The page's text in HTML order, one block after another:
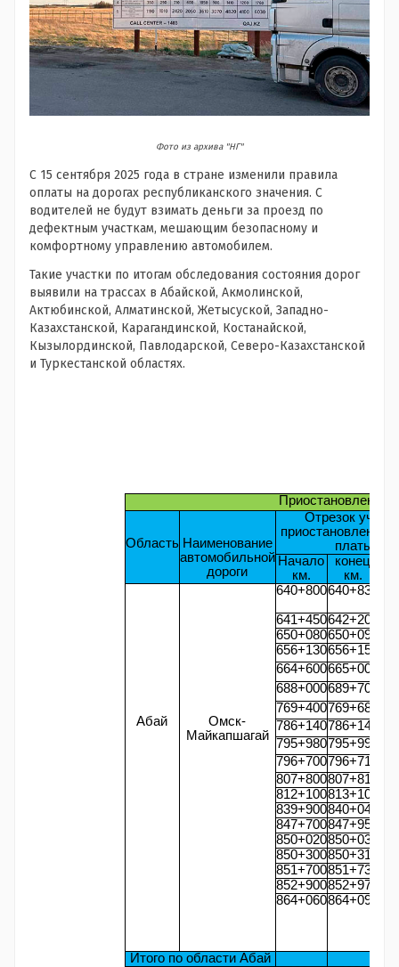
Фото из архива "НГ"
С 15 сентября 2025 года в стране изменили правила
оплаты на дорогах республиканского значения. С
водителей не будут взимать деньги за проезд по
дефектным участкам, мешающим безопасному и
комфортному управлению автомобилем.
Такие участки по итогам обследования состояния дорог
выявили на трассах в Абайской, Акмолинской,
Актюбинской, Алматинской, Жетысуской, Западно-
Казахстанской, Карагандинской, Костанайской,
Кызылординской, Павлодарской, Северо-Казахстанской
и Туркестанской областях.